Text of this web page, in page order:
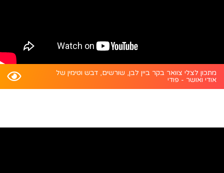
מתכון לצלי צוואר בקר ביין לבן, שורשים, דבש וטימין של
אודי ואושר - פודי